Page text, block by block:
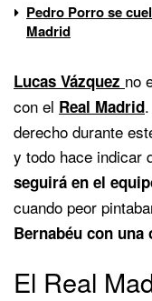
Pedro Porro se
Madrid
Lucas Vázquez no
con el Real Madrid
derecho durante
y todo hace indicar
seguirá en el
cuando peor
Bernabéu con una
El Real